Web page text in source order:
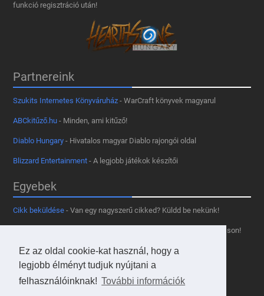
Ez az oldal cookie-kat használ, hogy a
legjobb élményt tudjuk nyújtani a
felhasználóinknak! További információk
funkció regisztráció után!
Partnereink
Szukits Internetes Könyváruház - WarCraft könyvek magyarul
ABCkitűző.hu - Minden, ami kitűző!
Diablo Hungary - Hivatalos magyar Diablo rajongói oldal
Blizzard Entertainment - A legjobb játékok készítői
Egyebek
Cikk beküldése - Van egy nagyszerű cikked? Küldd be nekünk!
- Tetszik az oldal? Segíts, hogy fennmaradhasson!
Kapcsolat, médiaajánlat- Lépj velünk kapcsolatba!
Használd a tooltipünket- A saját oldaladon is!